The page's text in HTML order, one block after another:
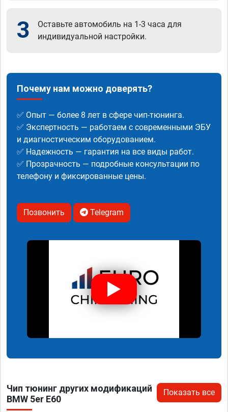
3
Оставьте автомобиль на 1-3 часа для
индивидуальной настройки.
Почему нам можно доверять?
✅ Опыт — более 8 лет в сфере чип-тюнинга.
✅ Экспертность — работаем с современными ЭБУ
и диагностическим оборудованием.
✅ Надежность — гарантия на все виды работ.
✅ Прозрачность — подробные консультации по
телефону и фиксированные цены.
Позвонить Telegram
Чип тюнинг других модификаций
BMW 5er E60
Показать все